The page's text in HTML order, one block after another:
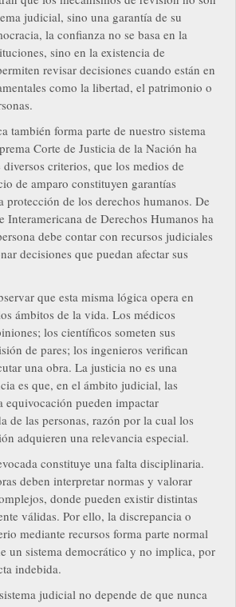
judicial, sino una garantía de su
la confianza no se basa en la
sino en la existencia de
revisar decisiones cuando están en
como la libertad, el patrimonio o
también forma parte de nuestro sistema
Corte de Justicia de la Nación ha
diversos criterios, que los medios de
de amparo constituyen garantías
protección de los derechos humanos. De
Interamericana de Derechos Humanos ha
debe contar con recursos judiciales
decisiones que puedan afectar sus
que esta misma lógica opera en
ámbitos de la vida. Los médicos
los científicos someten sus
de pares; los ingenieros verifican
una obra. La justicia no es una
es que, en el ámbito judicial, las
equivocación pueden impactar
de las personas, razón por la cual los
adquieren una relevancia especial.
constituye una falta disciplinaria.
deben interpretar normas y valorar
donde pueden existir distintas
válidas. Por ello, la discrepancia o
mediante recursos forma parte normal
un sistema democrático y no implica, por
indebida.
judicial no depende de que nunca